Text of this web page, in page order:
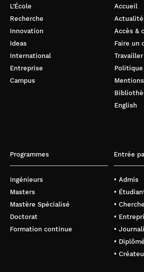
L’École
Recherche
Innovation
Ideas
International
Entreprise
Campus
Accueil
Accès &
Faire un
English
Programmes
Ingénieurs
Masters
Mastère Spécialisé
Doctorat
Formation continue
Entrée
• Admis
•
•
•
•
• Diplômé
•